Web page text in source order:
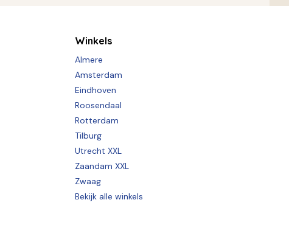
Winkels
Almere
Amsterdam
Eindhoven
Roosendaal
Rotterdam
Tilburg
Utrecht XXL
Zaandam XXL
Zwaag
Bekijk alle winkels